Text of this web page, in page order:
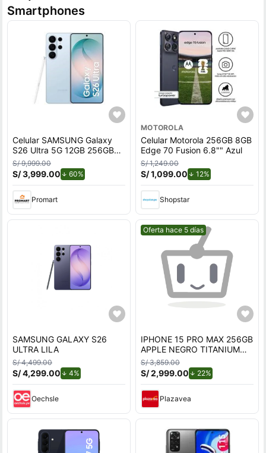
Smartphones
Celular SAMSUNG Galaxy
S26 Ultra 5G 12GB 256GB
Azul
S/ 9,999.00
S/ 3,999.00 60%
Promart
MOTOROLA
Celular Motorola 256GB 8GB
Edge 70 Fusion 6.8"" Azul
S/ 1,249.00
S/ 1,099.00 12%de descuento.
Shopstar
SAMSUNG GALAXY S26
ULTRA LILA
S/ 4,499.00
S/ 4,299.00 4%
Oechsle
Mejor precio.
Oferta hace 5 días
IPHONE 15 PRO MAX 256GB
APPLE NEGRO TITANIUM
REACONDICIONADO
S/ 3,859.00
S/ 2,999.00 22%de descuento.
Plazavea